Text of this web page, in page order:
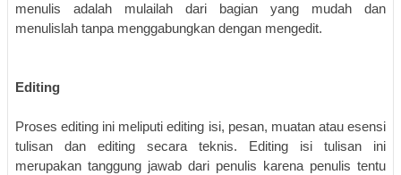
menulis adalah mulailah dari bagian yang mudah dan
menulislah tanpa menggabungkan dengan mengedit.
Editing
Proses editing ini meliputi editing isi, pesan, muatan atau esensi
tulisan dan editing secara teknis. Editing isi tulisan ini
merupakan tanggung jawab dari penulis karena penulis tentu